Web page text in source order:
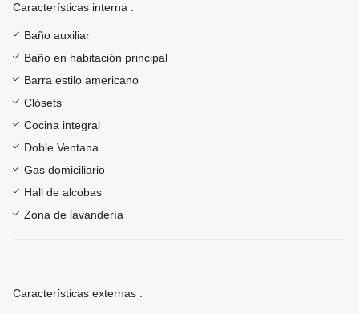
Características interna :
Baño auxiliar
Baño en habitación principal
Barra estilo americano
Clósets
Cocina integral
Doble Ventana
Gas domiciliario
Hall de alcobas
Zona de lavandería
Características externas :